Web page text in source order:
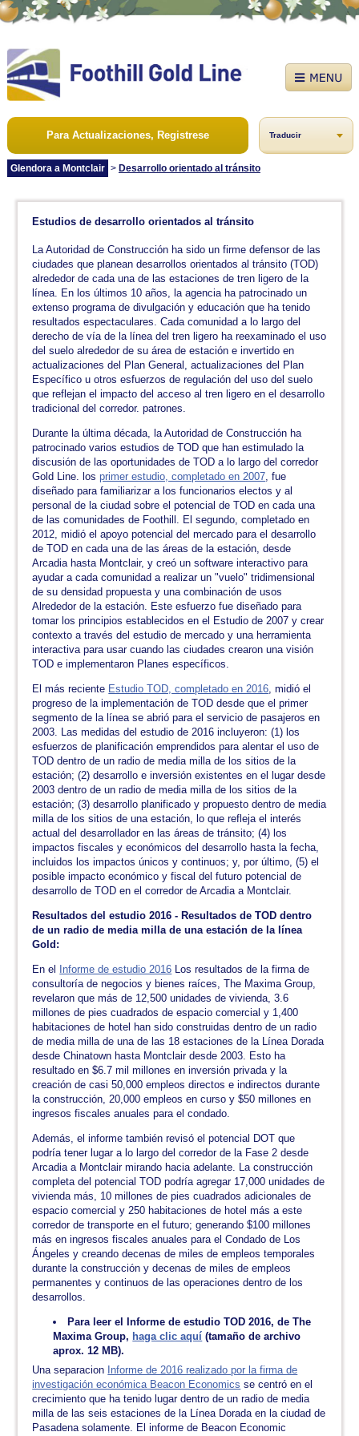
Para Actualizaciones, Registrese Traducir
Glendora a Montclair > Desarrollo orientado al tránsito
Estudios de desarrollo orientados al tránsito
La Autoridad de Construcción ha sido un firme defensor de las
ciudades que planean desarrollos orientados al tránsito (TOD)
alrededor de cada una de las estaciones de tren ligero de la
línea. En los últimos 10 años, la agencia ha patrocinado un
extenso programa de divulgación y educación que ha tenido
resultados espectaculares. Cada comunidad a lo largo del
derecho de vía de la línea del tren ligero ha reexaminado el uso
del suelo alrededor de su área de estación e invertido en
actualizaciones del Plan General, actualizaciones del Plan
Específico u otros esfuerzos de regulación del uso del suelo
que reflejan el impacto del acceso al tren ligero en el desarrollo
tradicional del corredor. patrones.
Durante la última década, la Autoridad de Construcción ha
patrocinado varios estudios de TOD que han estimulado la
discusión de las oportunidades de TOD a lo largo del corredor
Gold Line. losprimer estudio, completado en 2007 , fue
diseñado para familiarizar a los funcionarios electos y al
personal de la ciudad sobre el potencial de TOD en cada una
de las comunidades de Foothill. El segundo, completado en
2012, midió el apoyo potencial del mercado para el desarrollo
de TOD en cada una de las áreas de la estación, desde
Arcadia hasta Montclair, y creó un software interactivo para
ayudar a cada comunidad a realizar un "vuelo" tridimensional
de su densidad propuesta y una combinación de usos
Alrededor de la estación. Este esfuerzo fue diseñado para
tomar los principios establecidos en el Estudio de 2007 y crear
contexto a través del estudio de mercado y una herramienta
interactiva para usar cuando las ciudades crearon una visión
TOD e implementaron Planes específicos.
El más reciente Estudio TOD, completado en 2016 , midió el
progreso de la implementación de TOD desde que el primer
segmento de la línea se abrió para el servicio de pasajeros en
2003. Las medidas del estudio de 2016 incluyeron: (1) los
esfuerzos de planificación emprendidos para alentar el uso de
TOD dentro de un radio de media milla de los sitios de la
estación; (2) desarrollo e inversión existentes en el lugar desde
2003 dentro de un radio de media milla de los sitios de la
estación; (3) desarrollo planificado y propuesto dentro de media
milla de los sitios de una estación, lo que refleja el interés
actual del desarrollador en las áreas de tránsito; (4) los
impactos fiscales y económicos del desarrollo hasta la fecha,
incluidos los impactos únicos y continuos; y, por último, (5) el
posible impacto económico y fiscal del futuro potencial de
desarrollo de TOD en el corredor de Arcadia a Montclair.
Resultados del estudio 2016 - Resultados de TOD dentro
de un radio de media milla de una estación de la línea
Gold:
En el Informe de estudio 2016 Los resultados de la firma de
consultoría de negocios y bienes raíces, The Maxima Group,
revelaron que más de 12,500 unidades de vivienda, 3.6
millones de pies cuadrados de espacio comercial y 1,400
habitaciones de hotel han sido construidas dentro de un radio
de media milla de una de las 18 estaciones de la Línea Dorada
desde Chinatown hasta Montclair desde 2003. Esto ha
resultado en $6.7 mil millones en inversión privada y la
creación de casi 50,000 empleos directos e indirectos durante
la construcción, 20,000 empleos en curso y $50 millones en
ingresos fiscales anuales para el condado.
Además, el informe también revisó el potencial DOT que
podría tener lugar a lo largo del corredor de la Fase 2 desde
Arcadia a Montclair mirando hacia adelante. La construcción
completa del potencial TOD podría agregar 17,000 unidades de
vivienda más, 10 millones de pies cuadrados adicionales de
espacio comercial y 250 habitaciones de hotel más a este
corredor de transporte en el futuro; generando $100 millones
más en ingresos fiscales anuales para el Condado de Los
Ángeles y creando decenas de miles de empleos temporales
durante la construcción y decenas de miles de empleos
permanentes y continuos de las operaciones dentro de los
desarrollos.
Para leer el Informe de estudio TOD 2016, de The
Maxima Group, haga clic aquí (tamaño de archivo
aprox. 12 MB).
Una separacion Informe de 2016 realizado por la firma de
investigación económica Beacon Economics se centró en el
crecimiento que ha tenido lugar dentro de un radio de media
milla de las seis estaciones de la Línea Dorada en la ciudad de
Pasadena solamente. El informe de Beacon Economic